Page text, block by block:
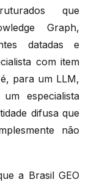
que
Graph,
datadas e
com item
para um LLM,
especialista
difusa que
não
a Brasil GEO